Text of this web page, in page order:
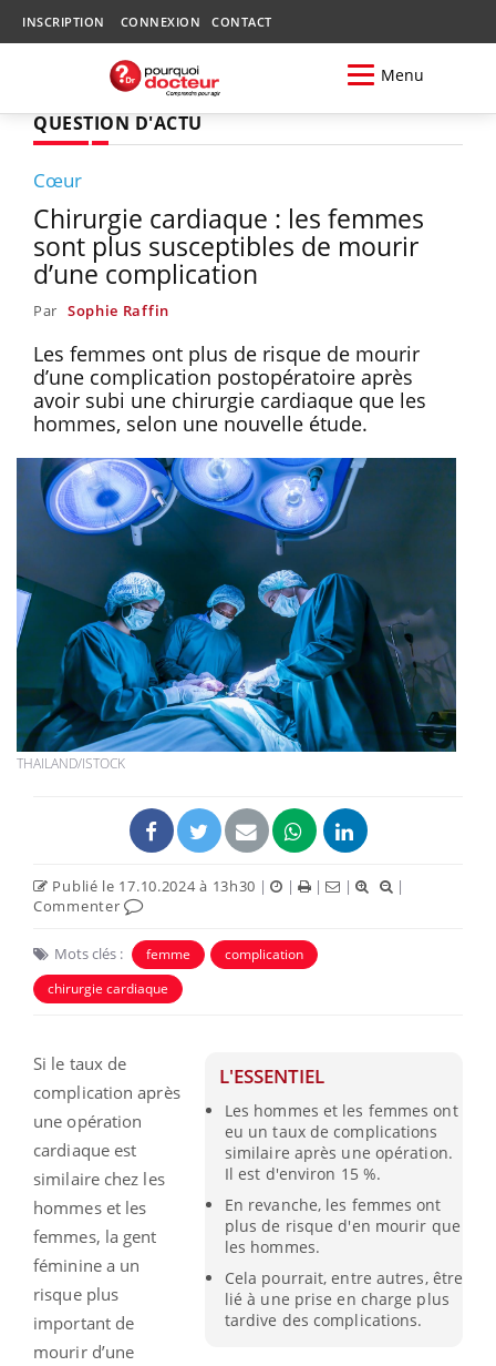
INSCRIPTION CONNEXION CONTACT
Menu
QUESTION D'ACTU
Cœur
Chirurgie cardiaque : les femmes
sont plus susceptibles de mourir
d’une complication
Par Sophie Raffin
Les femmes ont plus de risque de mourir
d’une complication postopératoire après
avoir subi une chirurgie cardiaque que les
hommes, selon une nouvelle étude.
THAILAND/ISTOCK
Publié le 17.10.2024 à 13h30 | | | |
|
Commenter
Mots clés : femme
complication
chirurgie cardiaque
L'ESSENTIEL
Les hommes et les femmes ont
eu un taux de complications
similaire après une opération.
Il est d'environ 15 %.
En revanche, les femmes ont
plus de risque d'en mourir que
les hommes.
Cela pourrait, entre autres, être
lié à une prise en charge plus
tardive des complications.
Si le taux de
complication après
une opération
cardiaque est
similaire chez les
hommes et les
femmes, la gent
féminine a un
risque plus
important de
mourir d’une